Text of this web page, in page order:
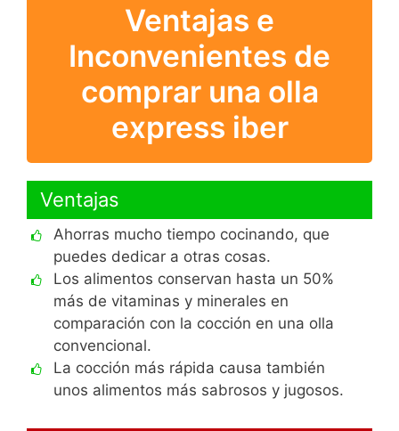
Ventajas e
Inconvenientes de
comprar una olla
express iber
Ventajas
Ahorras mucho tiempo cocinando, que
puedes dedicar a otras cosas.
Los alimentos conservan hasta un 50%
más de vitaminas y minerales en
comparación con la cocción en una olla
convencional.
La cocción más rápida causa también
unos alimentos más sabrosos y jugosos.